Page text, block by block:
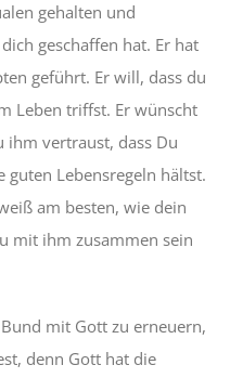
gehalten und
geschaffen hat. Er hat
geführt. Er will, dass du
Leben triffst. Er wünscht
ihm vertraust, dass Du
guten Lebensregeln hältst.
am besten, wie dein
mit ihm zusammen sein
mit Gott zu erneuern,
denn Gott hat die